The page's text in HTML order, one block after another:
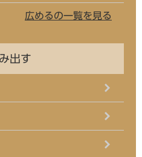
広めるの一覧を見る
出す